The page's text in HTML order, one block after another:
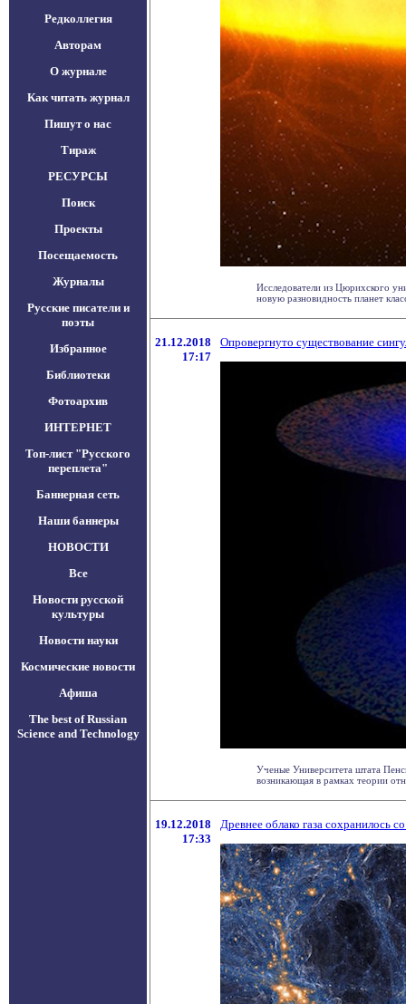
Редколлегия
Авторам
О журнале
Как читать журнал
Пишут о нас
Тираж
РЕСУРСЫ
Поиск
Проекты
Посещаемость
Журналы
Русские писатели и
поэты
Избранное
Библиотеки
Фотоархив
ИНТЕРНЕТ
Топ-лист "Русского
переплета"
Баннерная сеть
Наши баннеры
НОВОСТИ
Все
Новости русской
культуры
Новости науки
Космические новости
Афиша
The best of Russian
Science and Technology
Исследователи из Цюрихского
новую разновидность планет
21.12.2018
17:17
Опровергнуто существование
Ученые Университета штата
возникающая в рамках теории
19.12.2018
17:33
Древнее облако газа сохранилось